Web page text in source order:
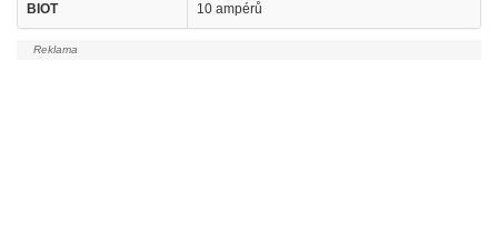
BIOT 10 ampérů